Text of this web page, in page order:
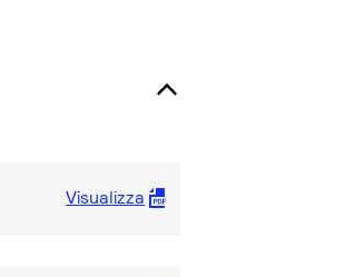
Visualizza